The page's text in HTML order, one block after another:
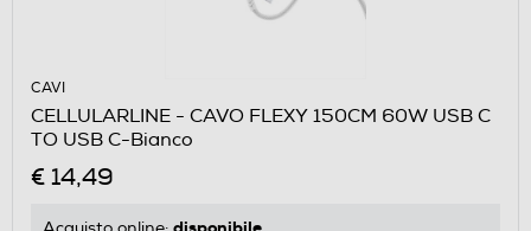
CAVI
CELLULARLINE - CAVO FLEXY 150CM 60W USB C
TO USB C-Bianco
€ 14,49